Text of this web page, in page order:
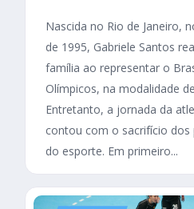
Nascida no Rio de Janeiro,
de 1995, Gabriele Santos
família ao representar o
Olímpicos, na modalidade
Entretanto, a jornada da
contou com o sacrifício dos
do esporte. Em primeiro...